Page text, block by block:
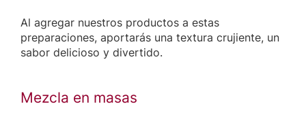
Al agregar nuestros productos a estas
preparaciones, aportarás una textura crujiente, un
sabor delicioso y divertido.
Mezcla en masas